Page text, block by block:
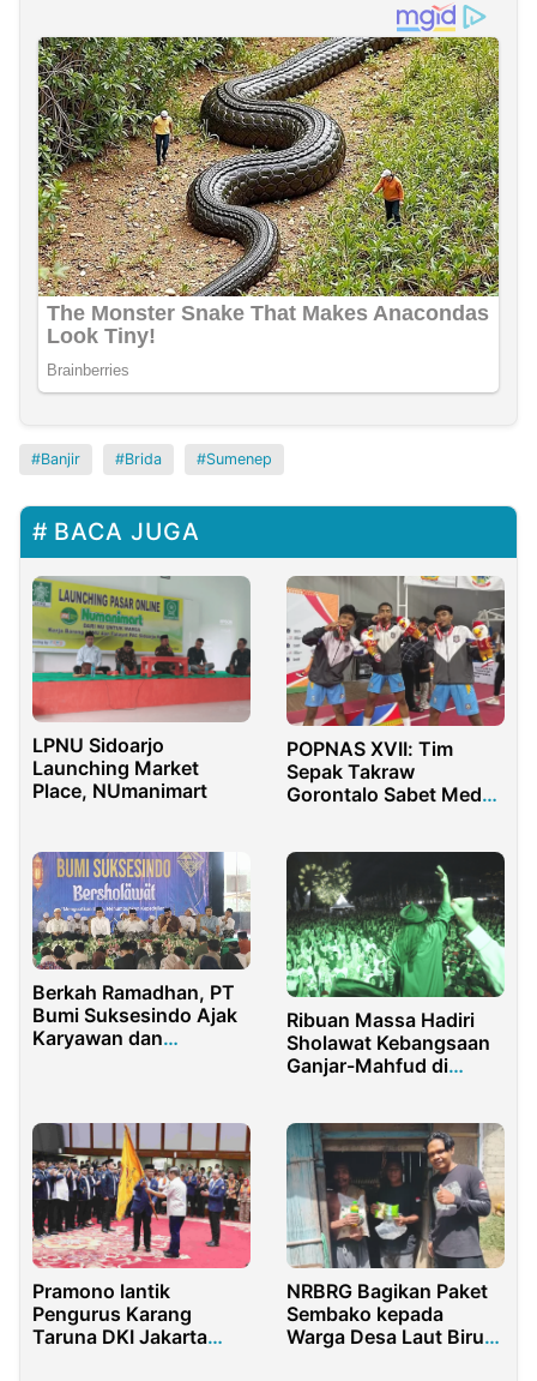
Banjir Brida Sumenep
BACA JUGA
LPNU Sidoarjo
Launching Market
Place, NUmanimart
POPNAS XVII: Tim
Sepak Takraw
Gorontalo Sabet Medali
Berkah Ramadhan, PT
Bumi Suksesindo Ajak
Karyawan dan
Ribuan Massa Hadiri
Sholawat Kebangsaan
Ganjar-Mahfud di
Pramono lantik
Pengurus Karang
Taruna DKI Jakarta
NRBRG Bagikan Paket
Sembako kepada
Warga Desa Laut Biru